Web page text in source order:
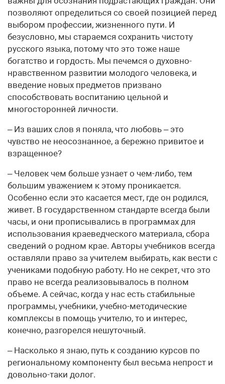
позволяют определиться со своей позицией перед
выбором профессии, жизненного пути. И
безусловно, мы стараемся сохранить чистоту
русского языка, потому что это тоже наше
богатство и гордость. Мы печемся о духовно-
нравственном развитии молодого человека, и
введение новых предметов призвано
способствовать воспитанию цельной и
многосторонней личности.
– Из ваших слов я поняла, что любовь – это
чувство не неосознанное, а бережно привитое и
взращенное?
– Человек чем больше узнает о чем-либо, тем
большим уважением к этому проникается.
Особенно если это касается мест, где он родился,
живет. В государственном стандарте всегда были
часы, и они прописывались в программах для
использования краеведческого материала, сбора
сведений о родном крае. Авторы учебников всегда
оставляли право за учителем выбирать, как вести с
учениками подобную работу. Но не секрет, что это
право не всегда реализовывалось в полном
объеме. А сейчас, когда у нас есть стабильные
программы, учебники, учебно-методические
комплексы в помощь учителю, то и интерес,
конечно, разгорелся нешуточный.
– Насколько я знаю, путь к созданию курсов по
региональному компоненту был весьма непрост и
довольно-таки долог.